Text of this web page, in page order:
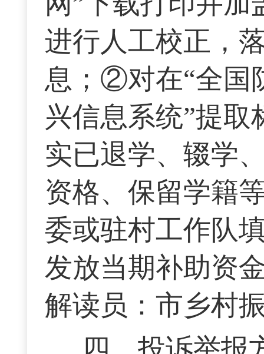
进行人工校正，
息；②对在“全国
兴信息系统”提
实已退学、辍学
资格、保留学籍
委或驻村工作队
发放当期补助资
解读员：市乡村